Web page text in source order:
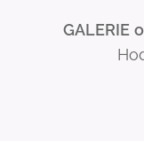
GALERIE